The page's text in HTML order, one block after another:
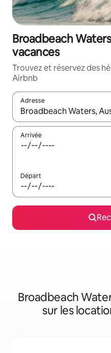
Broadbeach
vacances
Trouvez et réservez des
Airbnb
Adresse
Lorsque les résultats
Arrivée
Départ
Broadbeach
sur les